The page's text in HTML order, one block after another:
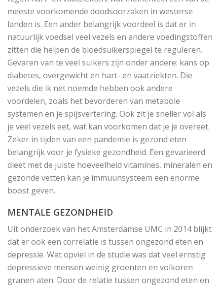
meeste voorkomende doodsoorzaken in westerse
landen is. Een ander belangrijk voordeel is dat er in
natuurlijk voedsel veel vezels en andere voedingstoffen
zitten die helpen de bloedsuikerspiegel te reguleren.
Gevaren van te veel suikers zijn onder andere: kans op
diabetes, overgewicht en hart- en vaatziekten. Die
vezels die ik net noemde hebben ook andere
voordelen, zoals het bevorderen van metabole
systemen en je spijsvertering. Ook zit je sneller vol als
je veel vezels eet, wat kan voorkomen dat je je overeet.
Zeker in tijden van een pandemie is gezond eten
belangrijk voor je fysieke gezondheid. Een gevarieerd
dieet met de juiste hoeveelheid vitamines, mineralen en
gezonde vetten kan je immuunsysteem een enorme
boost geven.
MENTALE GEZONDHEID
Uit onderzoek van het Amsterdamse UMC in 2014 blijkt
dat er ook een correlatie is tussen ongezond eten en
depressie. Wat opviel in de studie was dat veel ernstig
depressieve mensen weinig groenten en volkoren
granen aten. Door de relatie tussen ongezond eten en